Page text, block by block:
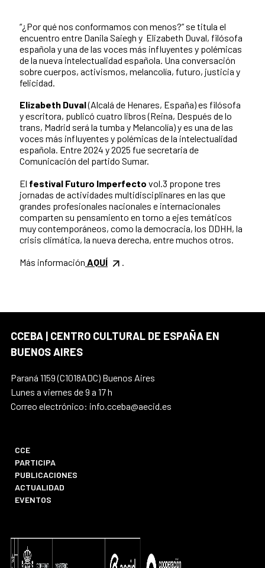
“¿Por qué nos conformamos con menos?” se titula el
encuentro entre Danila Saiegh y Elizabeth Duval, filósofa
española y una de las voces más influyentes y polémicas
de la nueva intelectualidad española. Una conversación
sobre cuerpos, activismos, melancolía, futuro, justicia y
felicidad.
Elizabeth Duval(Alcalá de Henares, España) es filósofa
y escritora, publicó cuatro libros (Reina, Después de lo
trans, Madrid será la tumba y Melancolía) y es una de las
voces más influyentes y polémicas de la intelectualidad
española. Entre 2024 y 2025 fue secretaria de
Comunicación del partido Sumar.
El festival Futuro Imperfecto vol.3 propone tres
jornadas de actividades multidisciplinares en las que
grandes profesionales nacionales e internacionales
comparten su pensamiento en torno a ejes temáticos
muy contemporáneos, como la democracia, los DDHH, la
crisis climática, la nueva derecha, entre muchos otros.
Más información AQUÍ .
CCEBA | CENTRO CULTURAL DE ESPAÑA EN
BUENOS AIRES
Paraná 1159 (C1018ADC) Buenos Aires
Lunes a viernes de 9 a 17 h
Correo electrónico: info.cceba@aecid.es
CCE
PARTICIPA
PUBLICACIONES
ACTUALIDAD
EVENTOS